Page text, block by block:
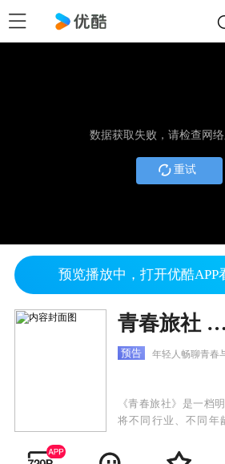
数据获取失败，请检查网
重试
预览播放中，打开优酷APP
青春旅社 第一季
预告 年轻人畅聊青春
《青春旅社》是一档
将不同行业、不同年
达他们一起工作，共